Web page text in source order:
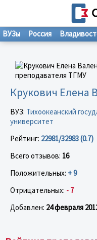
ВУЗы Россия
Крукович Елена
ВУЗ: Тихоокеанский
университет
Рейтинг: 22981/32983 (0.7)
Всего отзывов: 16
Положительных: + 9
Отрицательных: - 7
Добавлен: 24 февраля